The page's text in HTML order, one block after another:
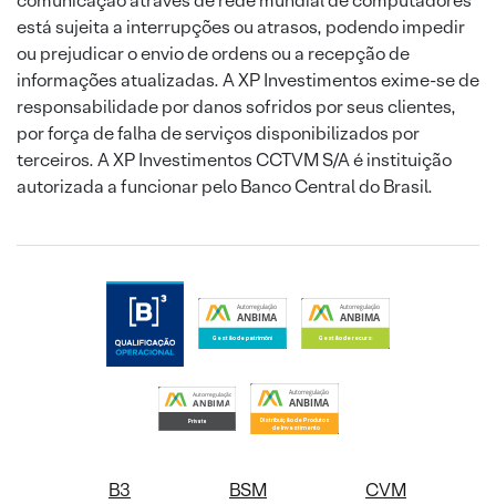
está sujeita a interrupções ou atrasos, podendo impedir
ou prejudicar o envio de ordens ou a recepção de
informações atualizadas. A XP Investimentos exime-se de
responsabilidade por danos sofridos por seus clientes,
por força de falha de serviços disponibilizados por
terceiros. A XP Investimentos CCTVM S/A é instituição
autorizada a funcionar pelo Banco Central do Brasil.
B3 BSM CVM